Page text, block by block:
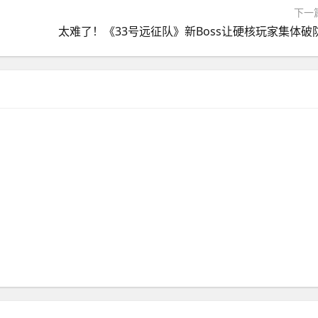
下一
太难了！《33号远征队》新Boss让硬核玩家集体破